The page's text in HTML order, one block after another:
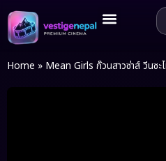
Home » Mean Girls ก๊วนสาวซ่าส์ วีนซะ